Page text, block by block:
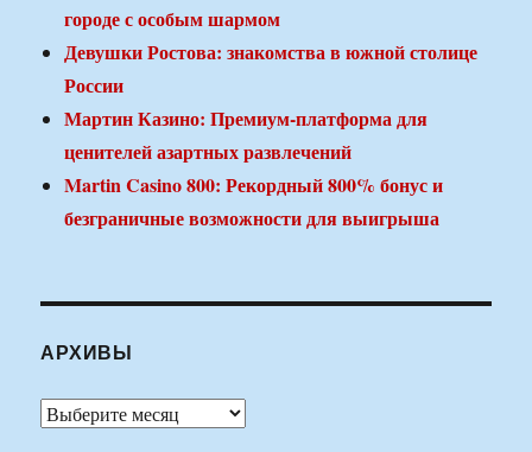
городе с особым шармом
Девушки Ростова: знакомства в южной столице
России
Мартин Казино: Премиум-платформа для
ценителей азартных развлечений
Martin Casino 800: Рекордный 800% бонус и
безграничные возможности для выигрыша
АРХИВЫ
Архивы